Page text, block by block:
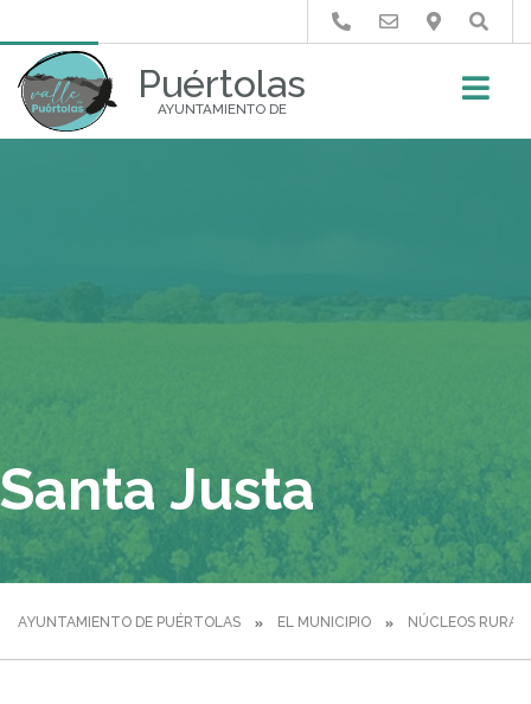
Puértolas
AYUNTAMIENTO DE
Buscar
Santa Justa
AYUNTAMIENTO DE PUÉRTOLAS EL MUNICIPIO NÚCLEOS